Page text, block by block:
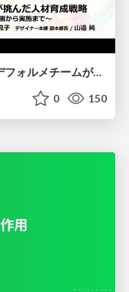
【CEDEC2026】専門性の高いデフォルメチームが挑んだ人材育成戦略 〜Cygames Academiaの企画から実施まで〜
0 150